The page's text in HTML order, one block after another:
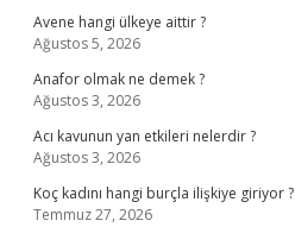
Avene hangi ülkeye aittir ?
Ağustos 5, 2026
Anafor olmak ne demek ?
Ağustos 3, 2026
Acı kavunun yan etkileri nelerdir ?
Ağustos 3, 2026
Koç kadını hangi burçla ilişkiye giriyor ?
Temmuz 27, 2026